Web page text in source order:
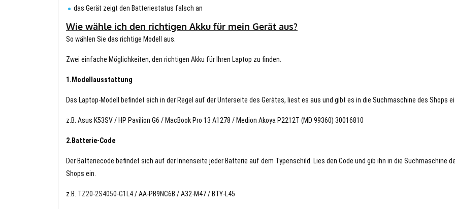
das Gerät zeigt den Batteriestatus falsch an
Wie wähle ich den richtigen Akku für mein Gerät aus?
So wählen Sie das richtige Modell aus.
Zwei einfache Möglichkeiten, den richtigen Akku für Ihren Laptop zu finden.
1.Modellausstattung
Das Laptop-Modell befindet sich in der Regel auf der Unterseite des Gerätes, liest es aus und gibt es in die Suchmaschine des Shops
z.B. Asus K53SV / HP Pavilion G6 / MacBook Pro 13 A1278 / Medion Akoya P2212T (MD 99360) 30016810
2.Batterie-Code
Der Batteriecode befindet sich auf der Innenseite jeder Batterie auf dem Typenschild. Lies den Code und gib ihn in die Suchmaschine
Shops ein.
z.B. TZ20-2S4050-G1L4/ AA-PB9NC6B / A32-M47 / BTY-L45